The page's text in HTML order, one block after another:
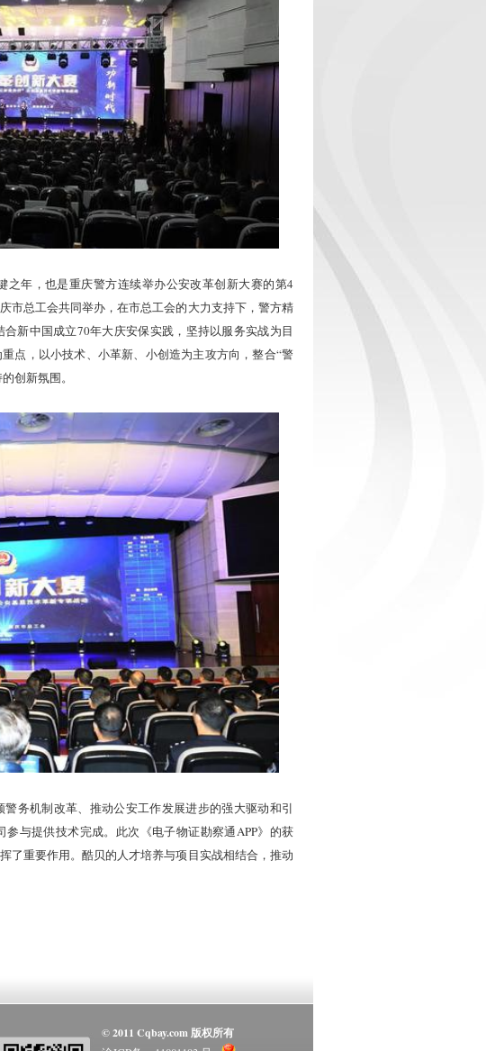
年，也是重庆警方连续举办公安改革创新大赛的第4
市总工会共同举办，在市总工会的大力支持下，警方精
新中国成立70年大庆安保实践，坚持以服务实战为目
点，以小技术、小革新、小创造为主攻方向，整合“警
创新氛围。
务机制改革、推动公安工作发展进步的强大驱动和引
与提供技术完成。此次《电子物证勘察通APP》的获
了重要作用。酷贝的人才培养与项目实战相结合，推动
© 2011 Cqbay.com 版权所有